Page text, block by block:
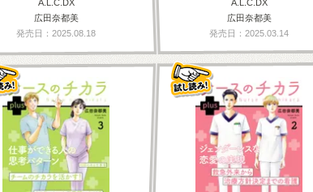
A.L.C.DX
広田奈都美
発売日：2025.08.18
A.L.C.DX
広田奈都美
発売日：2025.03.14